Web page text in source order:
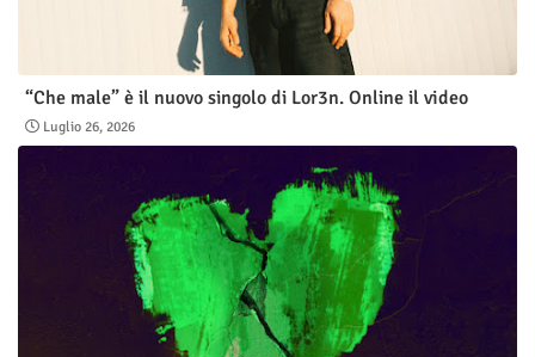
“Che male” è il nuovo singolo di Lor3n. Online il video
Luglio 26, 2026